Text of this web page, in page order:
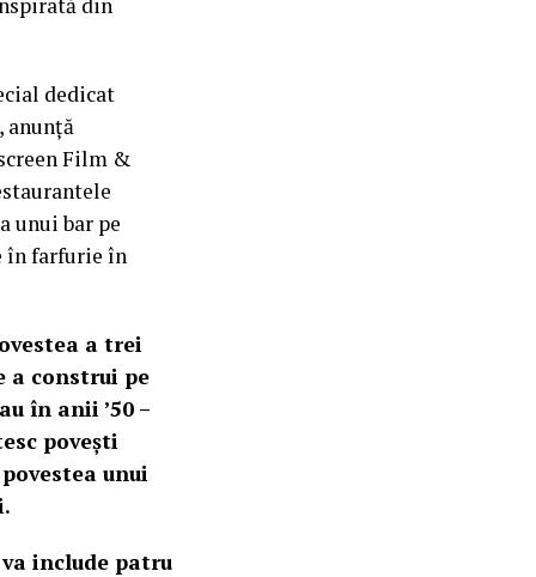
dedicat
anunță
Film &
unui bar pe
în farfurie în
a trei
a construi pe
în anii ’50 –
povești
unui
include patru